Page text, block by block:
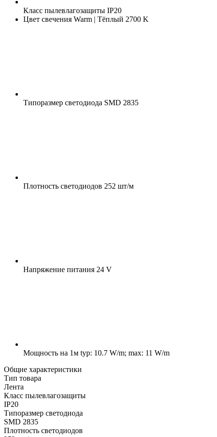
Класс пылевлагозащиты IP20
Цвет свечения Warm | Тёплый 2700 K
Типоразмер светодиода SMD 2835
Плотность светодиодов 252 шт/м
Напряжение питания 24 V
Мощность на 1м typ: 10.7 W/m; max: 11 W/m
Общие характеристики
Тип товара
Лента
Класс пылевлагозащиты
IP20
Типоразмер светодиода
SMD 2835
Плотность светодиодов